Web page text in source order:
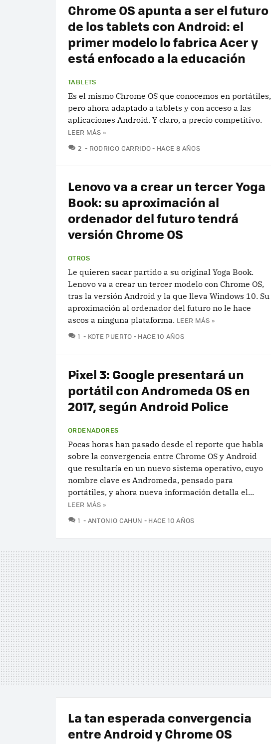
Chrome OS apunta a ser el futuro
de los tablets con Android: el
primer modelo lo fabrica Acer y
está enfocado a la educación
TABLETS
Es el mismo Chrome OS que conocemos en portátiles,
pero ahora adaptado a tablets y con acceso a las
aplicaciones Android. Y claro, a precio competitivo.
LEER MÁS »
2 COMENTARIOS
RODRIGO GARRIDO HACE 8 AÑOS
Lenovo va a crear un tercer Yoga
Book: su aproximación al
ordenador del futuro tendrá
versión Chrome OS
OTROS
Le quieren sacar partido a su original Yoga Book.
Lenovo va a crear un tercer modelo con Chrome OS,
tras la versión Android y la que lleva Windows 10. Su
aproximación al ordenador del futuro no le hace
ascos a ninguna plataforma. LEER MÁS »
1 COMENTARIOS
KOTE PUERTO HACE 10 AÑOS
Pixel 3: Google presentará un
portátil con Andromeda OS en
2017, según Android Police
ORDENADORES
Pocas horas han pasado desde el reporte que habla
sobre la convergencia entre Chrome OS y Android
que resultaría en un nuevo sistema operativo, cuyo
nombre clave es Andromeda, pensado para
portátiles, y ahora nueva información detalla el...
LEER MÁS »
1 COMENTARIOS
ANTONIO CAHUN HACE 10 AÑOS
La tan esperada convergencia
entre Android y Chrome OS